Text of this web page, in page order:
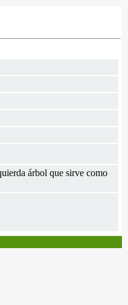
árbol que sirve como